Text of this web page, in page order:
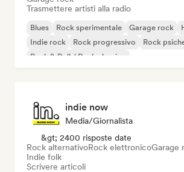
Trasmettere artisti alla radio
Blues Rock sperimentale Garage rock
Indie rock
Rock progressivo
Rock
Rock & Roll / Rock classico
indie now
Media/Giornalista
&gt; 2400 risposte date
Rock alternativoRock elettronicoGarage
Indie folk
Scrivere articoli